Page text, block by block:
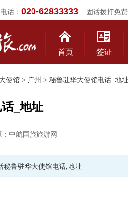
话： 020-62833333固话拨打免费
首页 签证
使馆 > 广州 > 秘鲁驻华大使馆电话_地址
_地址
中航国旅旅游网
秘鲁驻华大使馆电话,地址